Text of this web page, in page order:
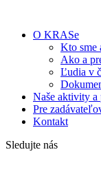
O KRASe
Kto sme
Ako a
Ľudia v
Naše aktivity a
Pre
Kontakt
Sledujte nás